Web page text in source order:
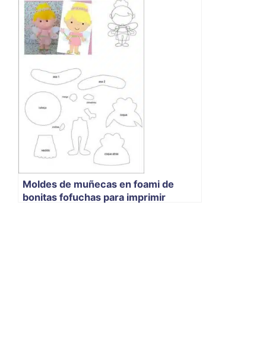
Moldes de muñecas en foami de
bonitas fofuchas para imprimir